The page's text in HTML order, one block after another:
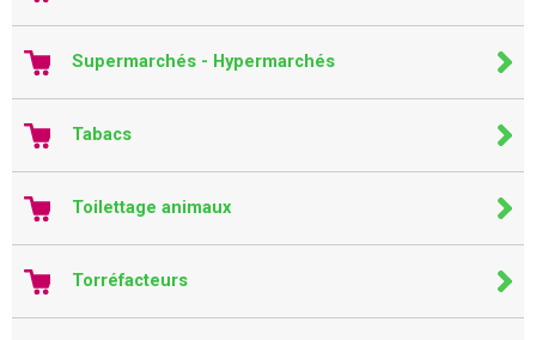
Supermarchés - Hypermarchés
Tabacs
Toilettage animaux
Torréfacteurs